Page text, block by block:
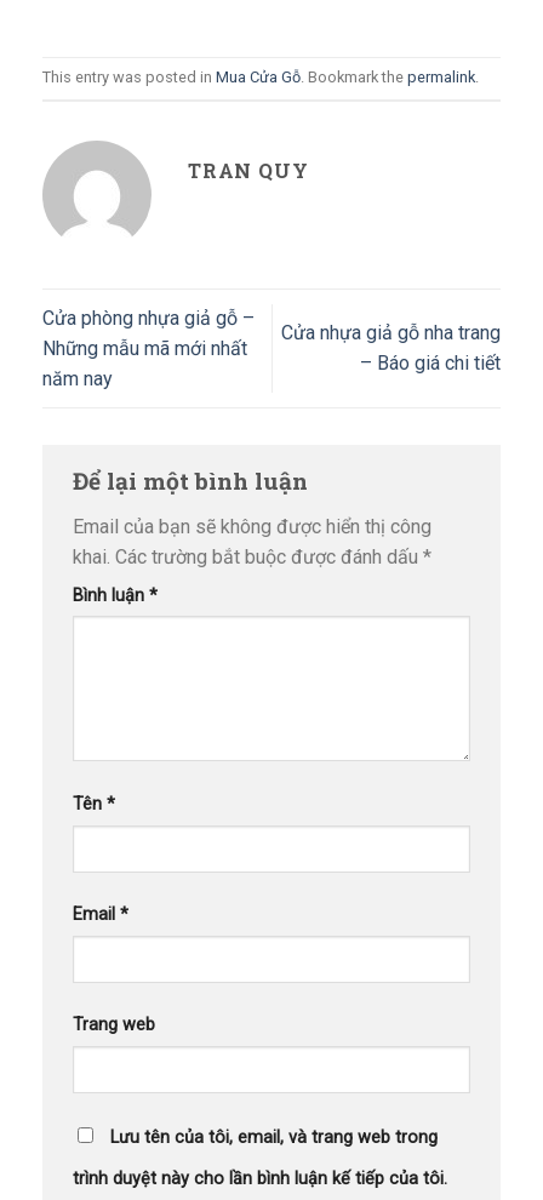
This entry was posted in Mua Cửa Gỗ . Bookmark the permalink
TRAN QUY
Cửa phòng nhựa giả gỗ –
Những mẫu mã mới nhất
năm nay
Cửa nhựa giả gỗ nha trang
– Báo giá chi tiết
Để lại một bình luận
Email của bạn sẽ không được hiển thị công
khai. Các trường bắt buộc được đánh dấu *
Bình luận *
Tên *
Email *
Trang web
Lưu tên của tôi, email, và trang web trong
trình duyệt này cho lần bình luận kế tiếp của tôi.